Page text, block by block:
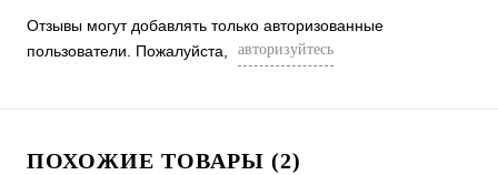
Отзывы могут добавлять только авторизованные
пользователи. Пожалуйста,
авторизуйтесь
ПОХОЖИЕ ТОВАРЫ (2)